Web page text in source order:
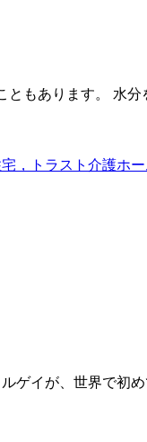
もあります。 水
，トラスト介護
ゲイが、世界で初